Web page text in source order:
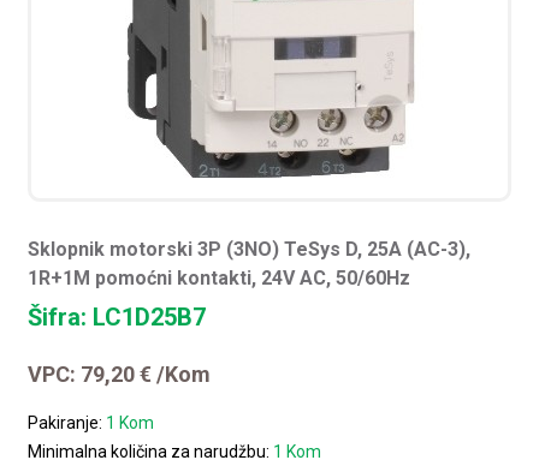
Sklopnik motorski 3P (3NO) TeSys D, 25A (AC-3),
1R+1M pomoćni kontakti, 24V AC, 50/60Hz
Šifra: LC1D25B7
VPC: 79,20€ /Kom
Pakiranje: 1 Kom
Minimalna količina za narudžbu: 1 Kom